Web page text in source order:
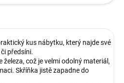
kus nábytku, který najde své
předsíni.
železa, což je velmi odolný materiál,
Skříňka jistě zapadne do